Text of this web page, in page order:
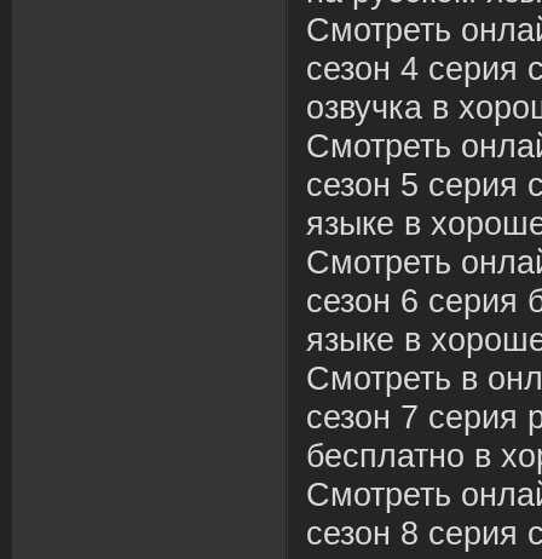
Смотреть
сезон 4 серия
озвучка в
Смотреть
сезон 5 серия
языке в
Смотреть
сезон 6 серия
языке в
Смотреть в
сезон 7 серия
бесплатно в
Смотреть
сезон 8 серия